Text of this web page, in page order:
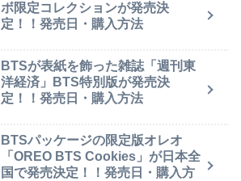
ボ限定コレクションが発売決
定！！発売日・購入方法
BTSが表紙を飾った雑誌「週刊東
洋経済」BTS特別版が発売決
定！！発売日・購入方法
BTSパッケージの限定版オレオ
「OREO BTS Cookies」が日本全
国で発売決定！！発売日・購入方